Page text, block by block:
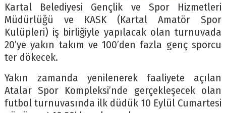
Kartal Belediyesi Gençlik ve Spor Hizmetleri
Müdürlüğü ve KASK (Kartal Amatör Spor
Kulüpleri) iş birliğiyle yapılacak olan turnuvada
20’ye yakın takım ve 100’den fazla genç sporcu
ter dökecek.
Yakın zamanda yenilenerek faaliyete açılan
Atalar Spor Kompleksi’nde gerçekleşecek olan
futbol turnuvasında ilk düdük 10 Eylül Cumartesi